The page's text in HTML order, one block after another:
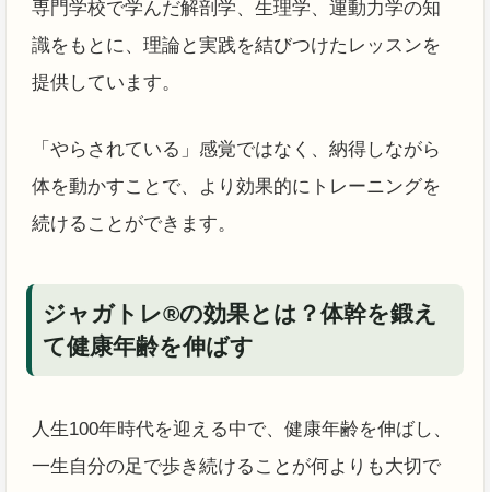
専門学校で学んだ解剖学、生理学、運動力学の知
識をもとに、理論と実践を結びつけたレッスンを
提供しています。
「やらされている」感覚ではなく、納得しながら
体を動かすことで、より効果的にトレーニングを
続けることができます。
ジャガトレ®の効果とは？体幹を鍛え
て健康年齢を伸ばす
人生100年時代を迎える中で、健康年齢を伸ばし、
一生自分の足で歩き続けることが何よりも大切で